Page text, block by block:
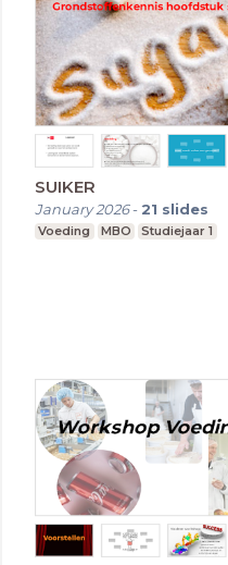
SUIKER
January 2026- 21 slides
Voeding MBO Studiejaar 1